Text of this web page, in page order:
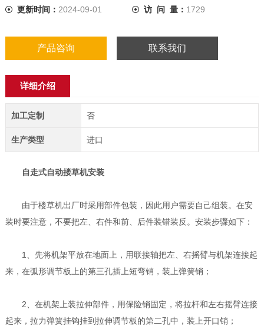
更新时间： 2024-09-01 访 问 量： 1729
产品咨询 联系我们
详细介绍
加工定制 否
生产类型 进口
自走式自动搂草机安装
由于楼草机出厂时采用部件包装，因此用户需要自己组装。在安
装时要注意，不要把左、右件和前、后件装错装反。安装步骤如下：
1、先将机架平放在地面上，用联接轴把左、右摇臂与机架连接起
来，在弧形调节板上的第三孔插上短弯销，装上弹簧销；
2、在机架上装拉伸部件，用保险销固定，将拉杆和左右摇臂连接
起来，拉力弹簧挂钩挂到拉伸调节板的第二孔中，装上开口销；